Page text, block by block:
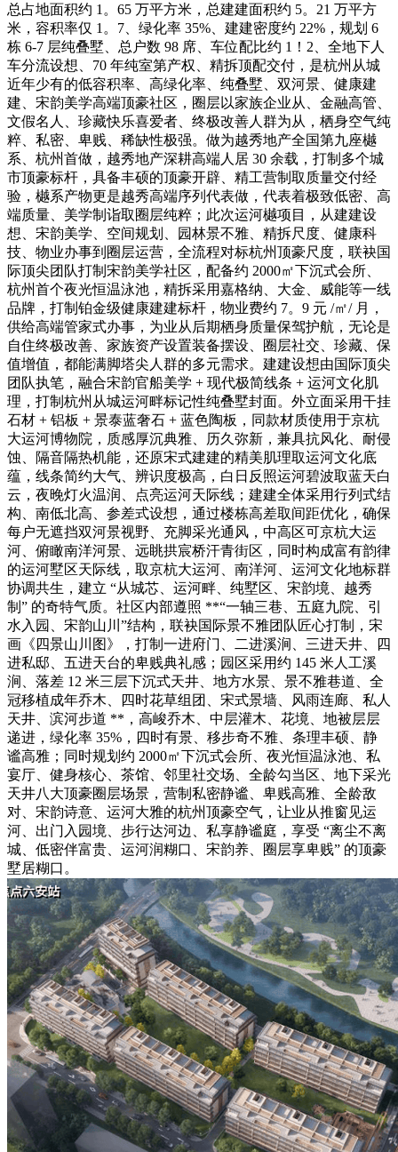
总占地面积约 1。65 万平方米，总建建面积约 5。21 万平方
米，容积率仅 1。7、绿化率 35%、建建密度约 22%，规划 6
栋 6-7 层纯叠墅、总户数 98 席、车位配比约 1！2、全地下人
车分流设想、70 年纯室第产权、精拆顶配交付，是杭州从城
近年少有的低容积率、高绿化率、纯叠墅、双河景、健康建
建、宋韵美学高端顶豪社区，圈层以家族企业从、金融高管、
文假名人、珍藏快乐喜爱者、终极改善人群为从，栖身空气纯
粹、私密、卑贱、稀缺性极强。做为越秀地产全国第九座樾
系、杭州首做，越秀地产深耕高端人居 30 余载，打制多个城
市顶豪标杆，具备丰硕的顶豪开辟、精工营制取质量交付经
验，樾系产物更是越秀高端序列代表做，代表着极致低密、高
端质量、美学制诣取圈层纯粹；此次运河樾项目，从建建设
想、宋韵美学、空间规划、园林景不雅、精拆尺度、健康科
技、物业办事到圈层运营，全流程对标杭州顶豪尺度，联袂国
际顶尖团队打制宋韵美学社区，配备约 2000㎡下沉式会所、
杭州首个夜光恒温泳池，精拆采用嘉格纳、大金、威能等一线
品牌，打制铂金级健康建建标杆，物业费约 7。9 元 /㎡/ 月，
供给高端管家式办事，为业从后期栖身质量保驾护航，无论是
自住终极改善、家族资产设置装备摆设、圈层社交、珍藏、保
值增值，都能满脚塔尖人群的多元需求。建建设想由国际顶尖
团队执笔，融合宋韵官船美学 + 现代极简线条 + 运河文化肌
理，打制杭州从城运河畔标记性纯叠墅封面。外立面采用干挂
石材 + 铝板 + 景泰蓝奢石 + 蓝色陶板，同款材质使用于京杭
大运河博物院，质感厚沉典雅、历久弥新，兼具抗风化、耐侵
蚀、隔音隔热机能，还原宋式建建的精美肌理取运河文化底
蕴，线条简约大气、辨识度极高，白日反照运河碧波取蓝天白
云，夜晚灯火温润、点亮运河天际线；建建全体采用行列式结
构、南低北高、参差式设想，通过楼栋高差取间距优化，确保
每户无遮挡双河景视野、充脚采光通风，中高区可京杭大运
河、俯瞰南洋河景、远眺拱宸桥汗青街区，同时构成富有韵律
的运河墅区天际线，取京杭大运河、南洋河、运河文化地标群
协调共生，建立 “从城芯、运河畔、纯墅区、宋韵境、越秀
制” 的奇特气质。社区内部遵照 **“一轴三巷、五庭九院、引
水入园、宋韵山川”结构，联袂国际景不雅团队匠心打制，宋
画《四景山川图》，打制一进府门、二进溪涧、三进天井、四
进私邸、五进天台的卑贱典礼感；园区采用约 145 米人工溪
涧、落差 12 米三层下沉式天井、地方水景、景不雅巷道、全
冠移植成年乔木、四时花草组团、宋式景墙、风雨连廊、私人
天井、滨河步道 **，高峻乔木、中层灌木、花境、地被层层
递进，绿化率 35%，四时有景、移步奇不雅、条理丰硕、静
谧高雅；同时规划约 2000㎡下沉式会所、夜光恒温泳池、私
宴厅、健身核心、茶馆、邻里社交场、全龄勾当区、地下采光
天井八大顶豪圈层场景，营制私密静谧、卑贱高雅、全龄敌
对、宋韵诗意、运河大雅的杭州顶豪空气，让业从推窗见运
河、出门入园境、步行达河边、私享静谧庭，享受 “离尘不离
城、低密伴富贵、运河润糊口、宋韵养、圈层享卑贱” 的顶豪
墅居糊口。